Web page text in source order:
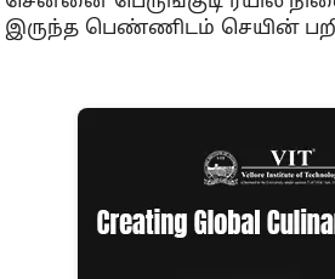
இருந்த பெண்ணிடம் செயின்